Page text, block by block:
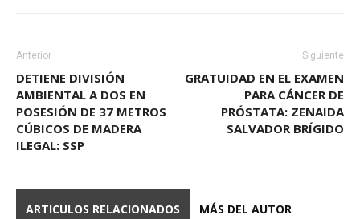
Anterior
DETIENE DIVISIÓN
AMBIENTAL A DOS EN
POSESIÓN DE 37 METROS
CÚBICOS DE MADERA
ILEGAL: SSP
Siguiente
GRATUIDAD EN EL EXAMEN
PARA CÁNCER DE
PRÓSTATA: ZENAIDA
SALVADOR BRÍGIDO
ARTICULOS RELACIONADOS MÁS DEL AUTOR